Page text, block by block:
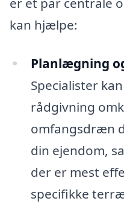
kan hjælpe:
Planlægning
Specialister
rådgivning
omfangsdræn
din ejendom,
der er mest
specifikke